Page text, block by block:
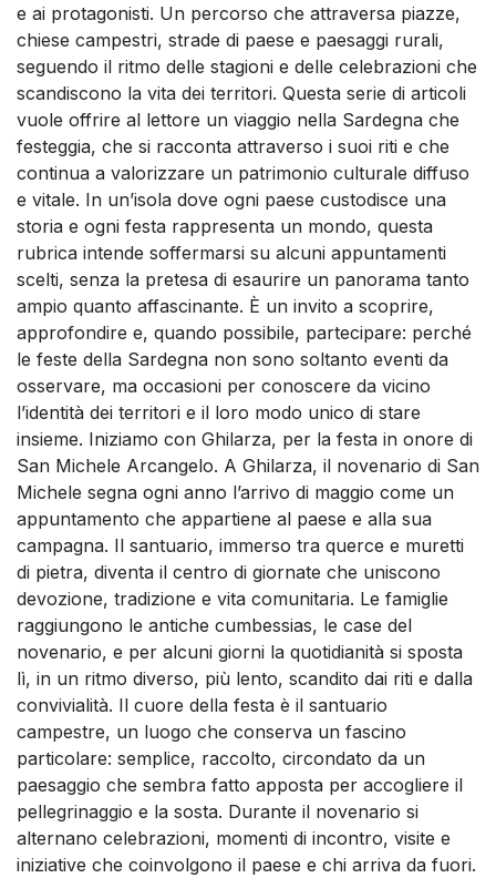
e ai protagonisti. Un percorso che attraversa piazze,
chiese campestri, strade di paese e paesaggi rurali,
seguendo il ritmo delle stagioni e delle celebrazioni che
scandiscono la vita dei territori. Questa serie di articoli
vuole offrire al lettore un viaggio nella Sardegna che
festeggia, che si racconta attraverso i suoi riti e che
continua a valorizzare un patrimonio culturale diffuso
e vitale. In un’isola dove ogni paese custodisce una
storia e ogni festa rappresenta un mondo, questa
rubrica intende soffermarsi su alcuni appuntamenti
scelti, senza la pretesa di esaurire un panorama tanto
ampio quanto affascinante. È un invito a scoprire,
approfondire e, quando possibile, partecipare: perché
le feste della Sardegna non sono soltanto eventi da
osservare, ma occasioni per conoscere da vicino
l’identità dei territori e il loro modo unico di stare
insieme. Iniziamo con Ghilarza, per la festa in onore di
San Michele Arcangelo. A Ghilarza, il novenario di San
Michele segna ogni anno l’arrivo di maggio come un
appuntamento che appartiene al paese e alla sua
campagna. Il santuario, immerso tra querce e muretti
di pietra, diventa il centro di giornate che uniscono
devozione, tradizione e vita comunitaria. Le famiglie
raggiungono le antiche cumbessias, le case del
novenario, e per alcuni giorni la quotidianità si sposta
lì, in un ritmo diverso, più lento, scandito dai riti e dalla
convivialità. Il cuore della festa è il santuario
campestre, un luogo che conserva un fascino
particolare: semplice, raccolto, circondato da un
paesaggio che sembra fatto apposta per accogliere il
pellegrinaggio e la sosta. Durante il novenario si
alternano celebrazioni, momenti di incontro, visite e
iniziative che coinvolgono il paese e chi arriva da fuori.